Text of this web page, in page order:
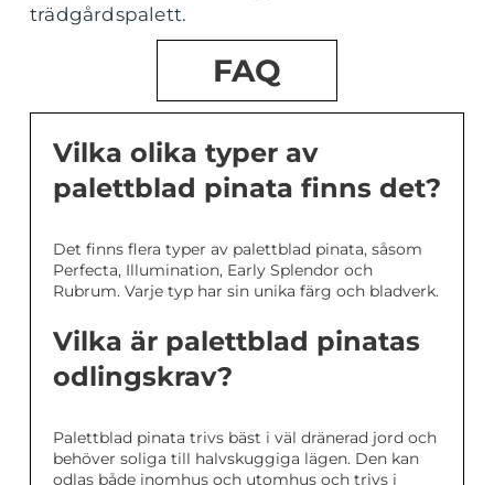
trädgårdspalett.
FAQ
Vilka olika typer av
palettblad pinata finns det?
Det finns flera typer av palettblad pinata, såsom
Perfecta, Illumination, Early Splendor och
Rubrum. Varje typ har sin unika färg och bladverk.
Vilka är palettblad pinatas
odlingskrav?
Palettblad pinata trivs bäst i väl dränerad jord och
behöver soliga till halvskuggiga lägen. Den kan
odlas både inomhus och utomhus och trivs i